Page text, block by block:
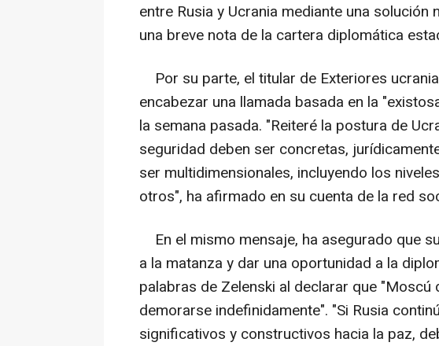
entre Rusia y Ucrania mediante una solución
una breve nota de la cartera diplomática
Por su parte, el titular de Exteriores
encabezar una llamada basada en la
la semana pasada. "Reiteré la postura de
seguridad deben ser concretas,
ser multidimensionales, incluyendo los
otros", ha afirmado en su cuenta de la red
En el mismo mensaje, ha asegurado que
a la matanza y dar una oportunidad a la
palabras de Zelenski al declarar que "Moscú
demorarse indefinidamente". "Si Rusia
significativos y constructivos hacia la paz,